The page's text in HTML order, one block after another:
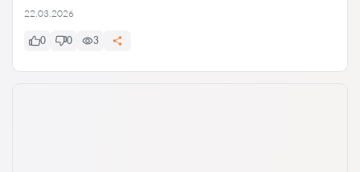
22.03.2026
0 0 3